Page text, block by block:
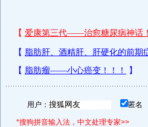
用户： 匿名
*搜狗拼音输入法，中文处理专家>>